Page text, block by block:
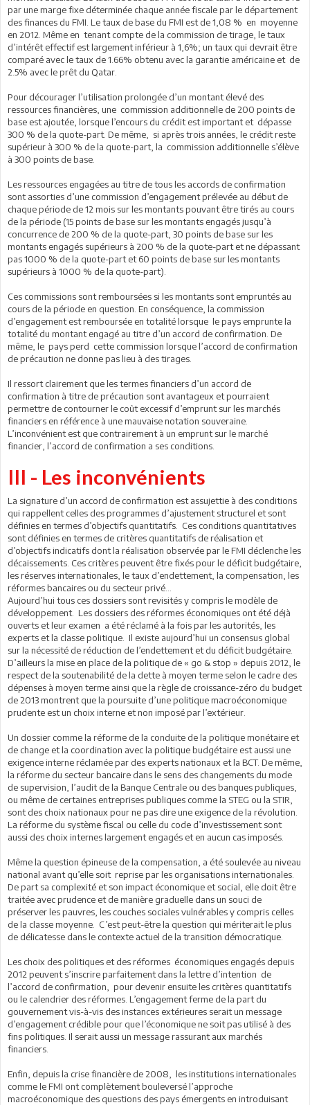
par une marge fixe déterminée chaque année fiscale par le département
des finances du FMI. Le taux de base du FMI est de 1,08 % en moyenne
en 2012. Même en tenant compte de la commission de tirage, le taux
d’intérêt effectif est largement inférieur à 1,6%; un taux qui devrait être
comparé avec le taux de 1.66% obtenu avec la garantie américaine et de
2.5% avec le prêt du Qatar.
Pour décourager l’utilisation prolongée d’un montant élevé des
ressources financières, une commission additionnelle de 200 points de
base est ajoutée, lorsque l’encours du crédit est important et dépasse
300 % de la quote-part. De même, si après trois années, le crédit reste
supérieur à 300 % de la quote-part, la commission additionnelle s’élève
à 300 points de base.
Les ressources engagées au titre de tous les accords de confirmation
sont assorties d’une commission d’engagement prélevée au début de
chaque période de 12 mois sur les montants pouvant être tirés au cours
de la période (15 points de base sur les montants engagés jusqu’à
concurrence de 200 % de la quote-part, 30 points de base sur les
montants engagés supérieurs à 200 % de la quote-part et ne dépassant
pas 1000 % de la quote-part et 60 points de base sur les montants
supérieurs à 1000 % de la quote-part).
Ces commissions sont remboursées si les montants sont empruntés au
cours de la période en question. En conséquence, la commission
d’engagement est remboursée en totalité lorsque le pays emprunte la
totalité du montant engagé au titre d’un accord de confirmation. De
même, le pays perd cette commission lorsque l’accord de confirmation
de précaution ne donne pas lieu à des tirages.
Il ressort clairement que les termes financiers d’un accord de
confirmation à titre de précaution sont avantageux et pourraient
permettre de contourner le coût excessif d’emprunt sur les marchés
financiers en référence à une mauvaise notation souveraine.
L’inconvénient est que contrairement à un emprunt sur le marché
financier, l’accord de confirmation a ses conditions.
III - Les inconvénients
La signature d’un accord de confirmation est assujettie à des conditions
qui rappellent celles des programmes d’ajustement structurel et sont
définies en termes d’objectifs quantitatifs. Ces conditions quantitatives
sont définies en termes de critères quantitatifs de réalisation et
d’objectifs indicatifs dont la réalisation observée par le FMI déclenche les
décaissements. Ces critères peuvent être fixés pour le déficit budgétaire,
les réserves internationales, le taux d’endettement, la compensation, les
réformes bancaires ou du secteur privé…
Aujourd’hui tous ces dossiers sont revisités y compris le modèle de
développement. Les dossiers des réformes économiques ont été déjà
ouverts et leur examen a été réclamé à la fois par les autorités, les
experts et la classe politique. Il existe aujourd’hui un consensus global
sur la nécessité de réduction de l’endettement et du déficit budgétaire.
D’ailleurs la mise en place de la politique de « go & stop » depuis 2012, le
respect de la soutenabilité de la dette à moyen terme selon le cadre des
dépenses à moyen terme ainsi que la règle de croissance-zéro du budget
de 2013 montrent que la poursuite d’une politique macroéconomique
prudente est un choix interne et non imposé par l’extérieur.
Un dossier comme la réforme de la conduite de la politique monétaire et
de change et la coordination avec la politique budgétaire est aussi une
exigence interne réclamée par des experts nationaux et la BCT. De même,
la réforme du secteur bancaire dans le sens des changements du mode
de supervision, l’audit de la Banque Centrale ou des banques publiques,
ou même de certaines entreprises publiques comme la STEG ou la STIR,
sont des choix nationaux pour ne pas dire une exigence de la révolution.
La réforme du système fiscal ou celle du code d’investissement sont
aussi des choix internes largement engagés et en aucun cas imposés.
Même la question épineuse de la compensation, a été soulevée au niveau
national avant qu’elle soit reprise par les organisations internationales.
De part sa complexité et son impact économique et social, elle doit être
traitée avec prudence et de manière graduelle dans un souci de
préserver les pauvres, les couches sociales vulnérables y compris celles
de la classe moyenne. C’est peut-être la question qui mériterait le plus
de délicatesse dans le contexte actuel de la transition démocratique.
Les choix des politiques et des réformes économiques engagés depuis
2012 peuvent s’inscrire parfaitement dans la lettre d’intention de
l’accord de confirmation, pour devenir ensuite les critères quantitatifs
ou le calendrier des réformes. L’engagement ferme de la part du
gouvernement vis-à-vis des instances extérieures serait un message
d’engagement crédible pour que l’économique ne soit pas utilisé à des
fins politiques. Il serait aussi un message rassurant aux marchés
financiers.
Enfin, depuis la crise financière de 2008, les institutions internationales
comme le FMI ont complètement bouleversé l’approche
macroéconomique des questions des pays émergents en introduisant